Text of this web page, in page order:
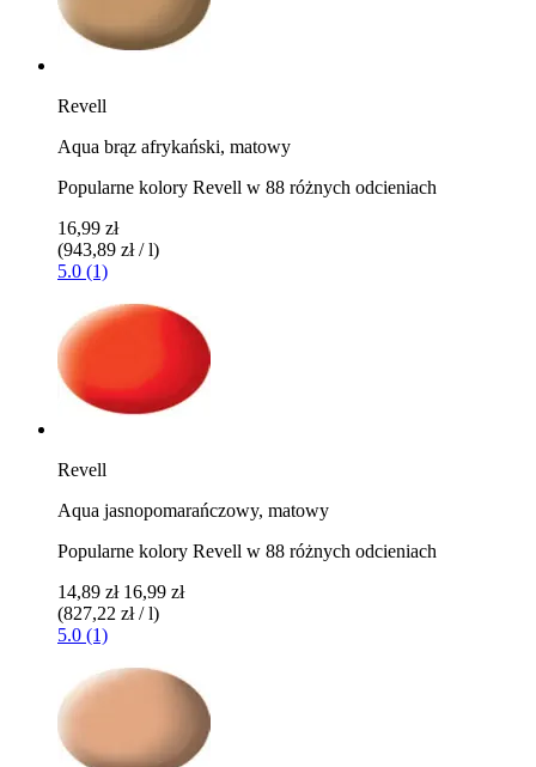
Revell
Aqua brąz afrykański, matowy
Popularne kolory Revell w 88 różnych odcieniach
16,99 zł
(943,89 zł / l)
5.0 (1)
Revell
Aqua jasnopomarańczowy, matowy
Popularne kolory Revell w 88 różnych odcieniach
14,89 zł 16,99 zł
(827,22 zł / l)
5.0 (1)